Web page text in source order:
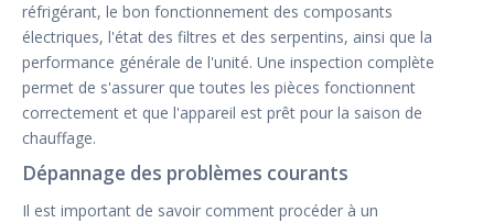
réfrigérant, le bon fonctionnement des composants
électriques, l'état des filtres et des serpentins, ainsi que la
performance générale de l'unité. Une inspection complète
permet de s'assurer que toutes les pièces fonctionnent
correctement et que l'appareil est prêt pour la saison de
chauffage.
Dépannage des problèmes courants
Il est important de savoir comment procéder à un